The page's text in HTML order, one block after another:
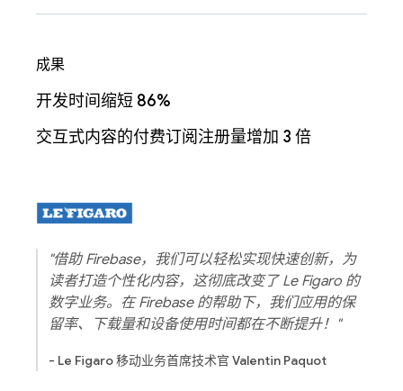
成果
开发时间缩短 86%
交互式内容的付费订阅注册量增加 3 倍
"借助 Firebase，我们可以轻松实现快速创新，为
读者打造个性化内容，这彻底改变了 Le Figaro 的
数字业务。在 Firebase 的帮助下，我们应用的保
留率、下载量和设备使用时间都在不断提升！"
- Le Figaro 移动业务首席技术官 Valentin Paquot